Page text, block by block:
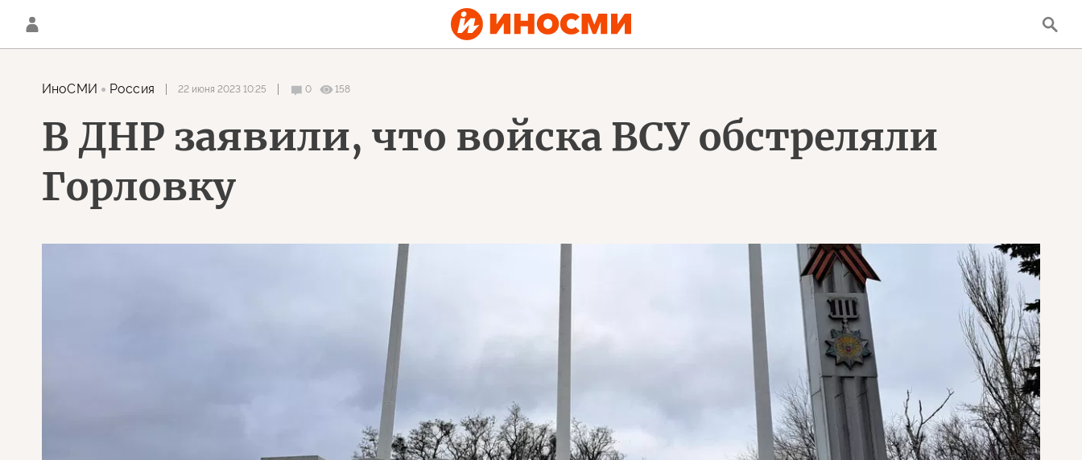
ИноСМИ Россия 22 июня 2023 10:25 0 158
В ДНР заявили, что войска ВСУ обстреляли
Горловку